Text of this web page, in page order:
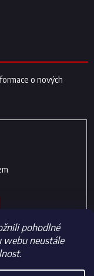
pohodlné
webu neustále
o nových